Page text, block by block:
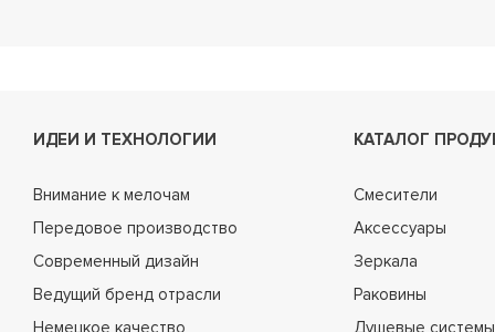
ИДЕИ И ТЕХНОЛОГИИ
Внимание к мелочам
Передовое производство
Современный дизайн
Ведущий бренд отрасли
Немецкое качество
КАТАЛОГ
Смесители
Аксессуары
Зеркала
Раковины
Душевые системы